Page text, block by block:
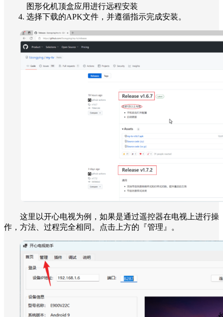
图形化机顶盒应用进行远程安装
选择下载的APK文件，并遵循指示完成安装。
这里以开心电视为例，如果是通过遥控器在电视上进行操
作，方法、过程完全相同。点击上方的『管理』。